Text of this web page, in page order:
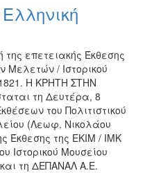
επετειακής Έκθεσης
Μελετών / Ιστορικού
Η ΚΡΗΤΗ ΣΤΗΝ
τη Δευτέρα, 8
του Πολιτιστικού
(Λεωφ. Νικολάου
Έκθεσης της ΕΚΙΜ / ΙΜΚ
Ιστορικού Μουσείου
τη ΔΕΠΑΝΑΛ Α.Ε.